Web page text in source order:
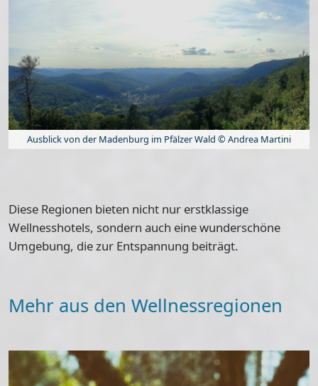
Ausblick von der Madenburg im Pfälzer Wald © Andrea Martini
Diese Regionen bieten nicht nur erstklassige
Wellnesshotels, sondern auch einewunderschöne
Umgebung, die zur Entspannung beiträgt.
Mehr aus den Wellnessregionen